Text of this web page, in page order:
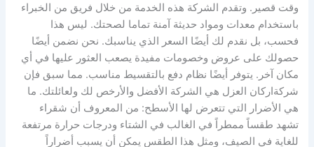
وقت قصير. وتقدم الشركة هذه الخدمة من خلال فريق من الخبراء
باستخدام معدات ومواد حديثة آمنة تماما لصحتك. ليس هذا
فحسب، بل نقدم لك أيضًا السعر الذي يناسبك. نحن نضمن أيضًا
حصولك على عروض وخصومات مفيدة يصعب العثور عليها في أي
مكان آخر. يتوفر أيضًا نظام دفع بالتقسيط مناسب. مما سبق فإن
شركةاركان العزل هي الشركة الأفضل والأرخص لك ولعائلتك. ما
هي الأضرار التي تتعرض لها الأسطح: من المعروف أن شقراء
تشهد طقساً ممطراً في الغالب في الشتاء ودرجات حرارة مرتفعة
للغاية في الصيف، ومثل هذا الطقس يمكن أن يسبب أضراراً